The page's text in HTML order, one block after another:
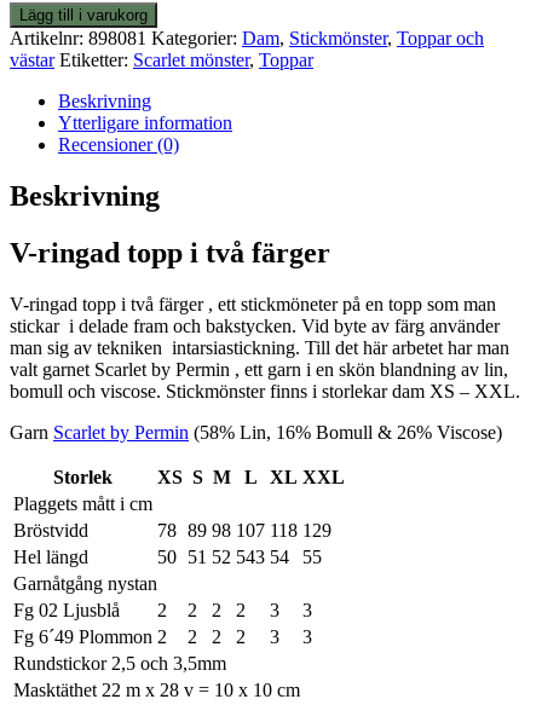
V-
ringad
topp
färger
mängd
Lägg till i varukorg
Artikelnr: 898081 Kategorier: Dam, Stickmönster, Toppar och
västar Etiketter: Scarlet mönster, Toppar
Beskrivning
Ytterligare information
Recensioner (0)
Beskrivning
V-ringad topp i två färger
V-ringad topp i två färger , ett stickmöneter på en topp som man
stickar i delade fram och bakstycken. Vid byte av färg använder
man sig av tekniken intarsiastickning. Till det här arbetet har man
valt garnet Scarlet by Permin , ett garn i en skön blandning av lin,
bomull och viscose. Stickmönster finns i storlekar dam XS – XXL.
Garn Scarlet by Permin (58% Lin, 16% Bomull & 26% Viscose)
Storlek XS S M L XL XXL
Plaggets mått i cm
Bröstvidd
78 89 98 107 118 129
Hel längd
50 51 52 543 54
55
Garnåtgång nystan
Fg 02 Ljusblå
2 2 2 2 3
3
Fg 6´49 Plommon 2 2 2 2 3
3
Rundstickor 2,5 och 3,5mm
Masktäthet 22 m x 28 v = 10 x 10 cm